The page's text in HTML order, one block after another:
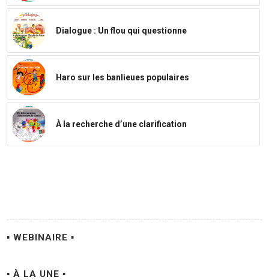
Dialogue : Un flou qui questionne
Haro sur les banlieues populaires
À la recherche d’une clarification
▪ WEBINAIRE ▪
▪ À LA UNE ▪